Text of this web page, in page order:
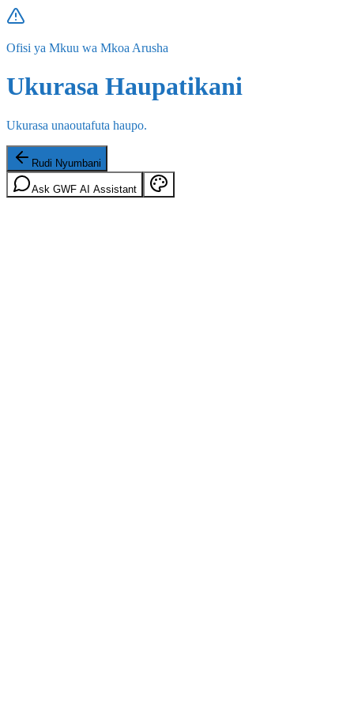
Ofisi ya Mkuu wa Mkoa Arusha
Ukurasa Haupatikani
Ukurasa unaoutafuta haupo.
Rudi Nyumbani
Ask GWF AI Assistant